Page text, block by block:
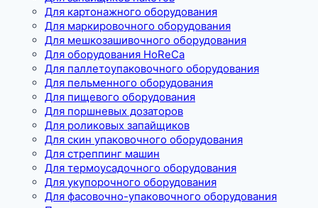
Для картонажного оборудования
Для маркировочного оборудования
Для мешкозашивочного оборудования
Для оборудования HoReCa
Для паллетоупаковочного оборудования
Для пельменного оборудования
Для пищевого оборудования
Для поршневых дозаторов
Для роликовых запайщиков
Для скин упаковочного оборудования
Для стреппинг машин
Для термоусадочного оборудования
Для укупорочного оборудования
Для фасовочно-упаковочного оборудования